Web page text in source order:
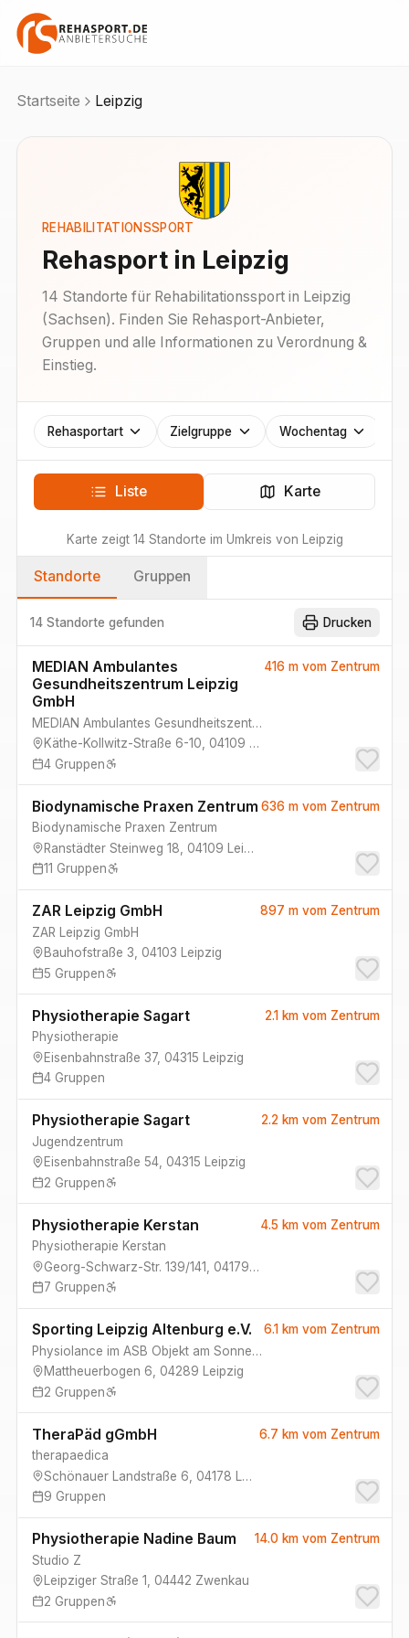
Startseite Leipzig
REHABILITATIONSSPORT
Rehasport in Leipzig
14 Standorte für Rehabilitationssport in Leipzig
(Sachsen). Finden Sie Rehasport-Anbieter,
Gruppen und alle Informationen zu Verordnung &
Einstieg.
Rehasportart Zielgruppe Wochentag
Liste Karte
Karte zeigt 14 Standorte im Umkreis von Leipzig
Standorte Gruppen
14 Standorte gefunden Drucken
MEDIAN Ambulantes
Gesundheitszentrum Leipzig
GmbH
MEDIAN Ambulantes Gesundheitszentrum Leipzig GmbH
Käthe-Kollwitz-Straße 6-10
04109 Leipzig
4 Gruppen
416 mvom Zentrum
Biodynamische Praxen Zentrum
Biodynamische Praxen Zentrum
Ranstädter Steinweg 18
04109 Leipzig
11 Gruppen
636 mvom Zentrum
ZAR Leipzig GmbH
ZAR Leipzig GmbH
Bauhofstraße 3
04103 Leipzig
5 Gruppen
897 mvom Zentrum
Physiotherapie Sagart
Physiotherapie
Eisenbahnstraße 37, 04315 Leipzig
4 Gruppen
2.1 kmvom Zentrum
Physiotherapie Sagart
Jugendzentrum
Eisenbahnstraße 54 04315 Leipzig
2 Gruppen
2.2 kmvom Zentrum
Physiotherapie Kerstan
Physiotherapie Kerstan
Georg-Schwarz-Str. 139/141
04179 Leipzig
7 Gruppen
4.5 kmvom Zentrum
Sporting Leipzig Altenburg e.V.
Physiolance im ASB Objekt am Sonnenpark
Mattheuerbogen 6
04289 Leipzig
2 Gruppen
6.1 kmvom Zentrum
TheraPäd gGmbH
therapaedica
Schönauer Landstraße 6
04178 Leipzig
9 Gruppen
6.7 kmvom Zentrum
Physiotherapie Nadine Baum
Studio Z
Leipziger Straße 1
04442 Zwenkau
2 Gruppen
14.0 kmvom Zentrum